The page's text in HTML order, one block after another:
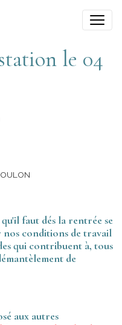
le 04
faut dés la rentrée se
conditions de travail
qui contribuent à, tous
de
aux autres